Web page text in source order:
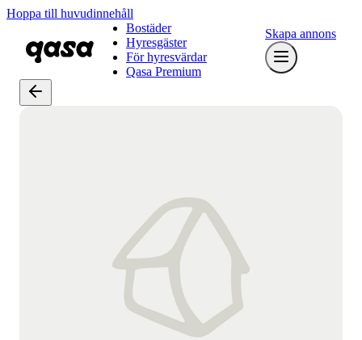
Hoppa till huvudinnehåll
Bostäder
Hyresgäster
För hyresvärdar
Qasa Premium
Skapa annons